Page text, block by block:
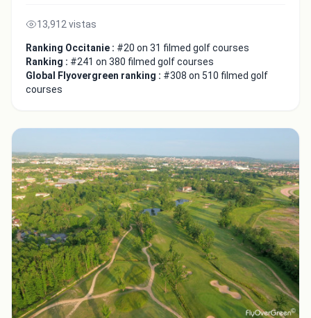
13,912 vistas
Ranking Occitanie : #20 on 31 filmed golf courses
Ranking : #241 on 380 filmed golf courses
Global Flyovergreen ranking : #308 on 510 filmed golf
courses